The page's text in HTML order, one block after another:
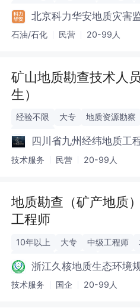
岩土工程
MapGIS ArcGIS
北京科力华安地质灾害
石油/石化 民营 20-99人
矿山地质勘查技术人
生）
经验不限 大专 地质资源勘察
工程地质
四川省九州经纬地质工
技术服务 民营 20-99人
地质勘查（矿产地质
工程师
10年以上 大专 中级工程师
物探技术
水工环地质
ArcGIS
浙江久核地质生态环境
技术服务 国企 20-99人